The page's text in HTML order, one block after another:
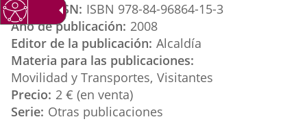
externa.externa.externa.
ISBN / ISSN ISBN 978-84-96864-15-3
Año de publicación 2008
Editor de la publicación Alcaldía
Materia para las publicaciones
Movilidad y Transportes Visitantes
Precio 2 € (en venta)
Serie Otras publicaciones